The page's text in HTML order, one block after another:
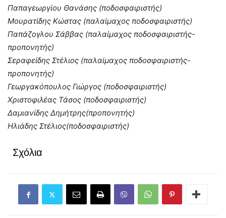
Παπαγεωργίου Θανάσης (ποδοσφαιριστής)
Μουρατίδης Κώστας (παλαίμαχος ποδοσφαιριστής)
Παπάζογλου Σάββας (παλαίμαχος ποδοσφαιριστής-
προπονητής)
Σεραφείδης Στέλιος (παλαίμαχος ποδοσφαιριστής-
προπονητής)
Γεωργακόπουλος Γιώργος (ποδοσφαιριστής)
Χριστοφιλέας Τάσος (ποδοσφαιριστής)
Δαμιανίδης Δημήτρης(προπονητής)
Ηλιάδης Στέλιος(ποδοσφαιριστής)
Σχόλια